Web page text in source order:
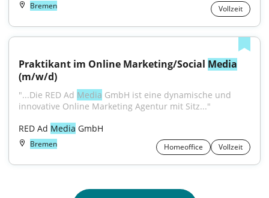
Bremen Vollzeit
Praktikant im Online Marketing/Social Media
(m/w/d)
"...Die RED Ad Media GmbH ist eine dynamische und
innovative Online Marketing Agentur mit Sitz..."
RED Ad Media GmbH
Bremen Homeoffice Vollzeit